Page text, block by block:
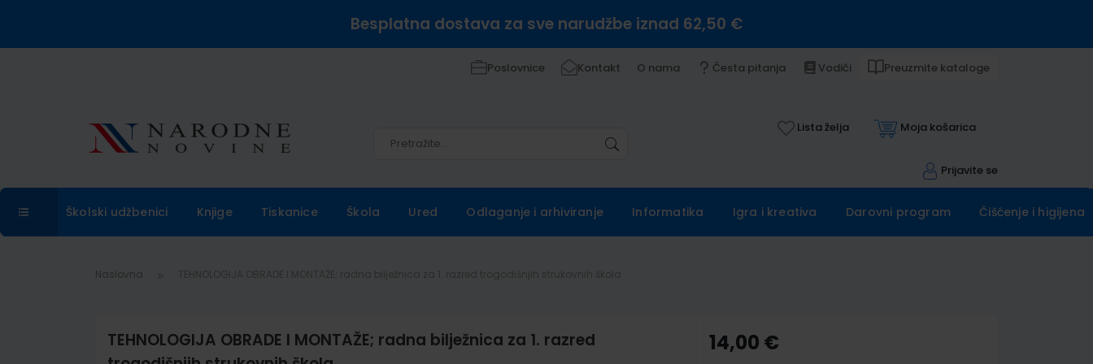
Besplatna dostava za sve narudžbe iznad 62,50 €
Poslovnice Kontakt O nama Česta pitanja Vodiči Preuzmite kataloge
Lista želja Moja košarica
Prijavite se
Školski udžbenici Knjige Tiskanice Škola Ured Odlaganje i arhiviranje Informatika Igra i kreativa Darovni program Čišćenje i higijena
Naslovna
TEHNOLOGIJA OBRADE I MONTAŽE; radna bilježnica za 1. razred
14,00 €